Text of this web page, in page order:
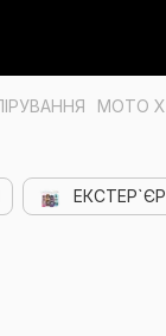
MOTO X
ЕКСТЕР`ЄР